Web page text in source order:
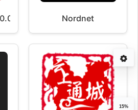
Nordnet
15%